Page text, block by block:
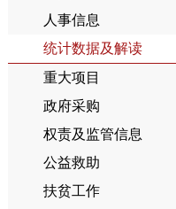
人事信息
统计数据及解读
重大项目
政府采购
权责及监管信息
公益救助
扶贫工作